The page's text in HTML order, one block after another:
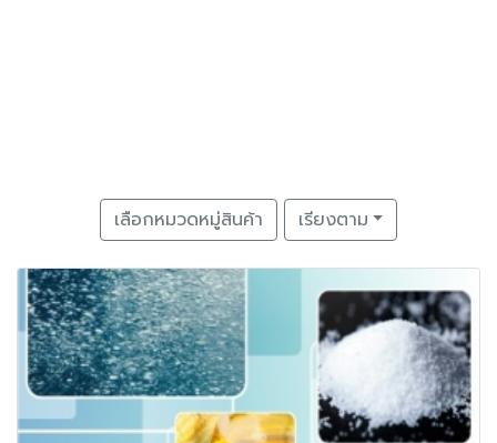
เลือกหมวดหมู่สินค้า เรียงตาม